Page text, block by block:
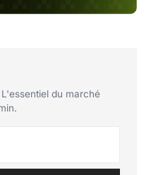
du marché